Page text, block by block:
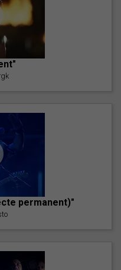
permanent)"